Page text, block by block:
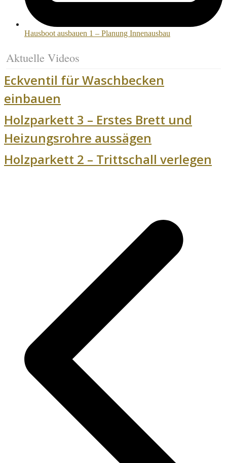
Hausboot ausbauen 1 – Planung Innenausbau
Aktuelle Videos
Eckventil für Waschbecken
einbauen
Holzparkett 3 – Erstes Brett und
Heizungsrohre aussägen
Holzparkett 2 – Trittschall verlegen